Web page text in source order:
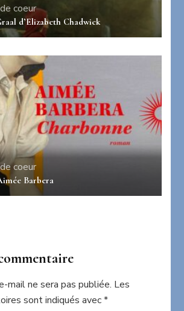
coeur
d’Elizabeth Chadwick
coeur
Barbera
mail ne sera pas publiée. Les
sont indiqués avec*